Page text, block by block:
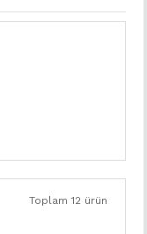
Toplam 12 ürün